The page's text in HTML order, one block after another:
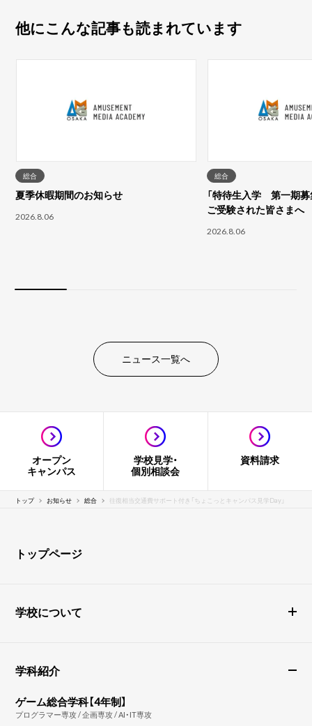
他にこんな記事も読まれています
総合
夏季休暇期間のお知らせ
2026.8.06
総合
「特待生入学 第一期募
ご受験された皆さまへ
2026.8.06
ニュース一覧へ
オープン
キャンパス
学校見学・
個別相談会
資料請求
トップ お知らせ 総合 往復相当交通費サポート付き「ちょこっとキャンパス見学Day」
トップページ
学校について
学科紹介
ゲーム総合学科【4年制】
プログラマー専攻 / 企画専攻 / AI・IT専攻